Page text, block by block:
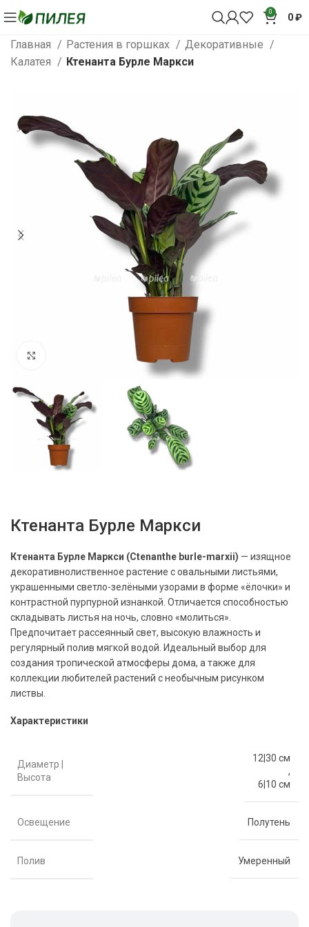
0 0₽
Главная Растения в горшках
Декоративные
Калатея
Ктенанта Бурле Маркси
Нажмите, чтобы увеличить
Ктенанта Бурле Маркси
Ктенанта Бурле Маркси (Ctenanthe burle-marxii) — изящное
декоративнолиственное растение с овальными листьями,
украшенными светло-зелёными узорами в форме «ёлочки» и
контрастной пурпурной изнанкой. Отличается способностью
складывать листья на ночь, словно «молиться».
Предпочитает рассеянный свет, высокую влажность и
регулярный полив мягкой водой. Идеальный выбор для
создания тропической атмосферы дома, а также для
коллекции любителей растений с необычным рисунком
листвы.
Характеристики
Диаметр |
Высота
12|30 см
,
6|10 см
Освещение Полутень
Полив Умеренный